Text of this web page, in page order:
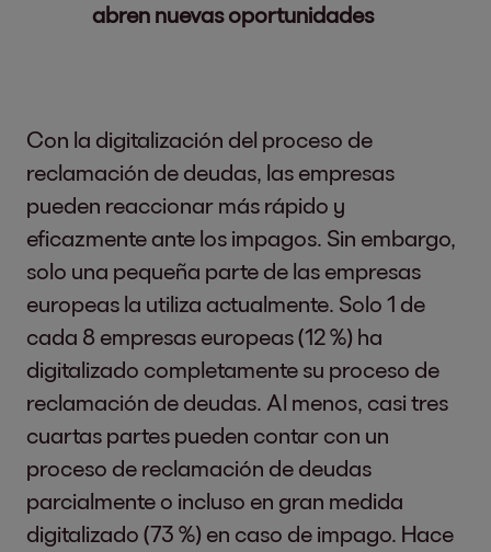
abren nuevas oportunidades
Con la digitalización del proceso de
reclamación de deudas, las empresas
pueden reaccionar más rápido y
eficazmente ante los impagos. Sin embargo,
solo una pequeña parte de las empresas
europeas la utiliza actualmente. Solo 1 de
cada 8 empresas europeas (12 %) ha
digitalizado completamente su proceso de
reclamación de deudas. Al menos, casi tres
cuartas partes pueden contar con un
proceso de reclamación de deudas
parcialmente o incluso en gran medida
digitalizado (73 %) en caso de impago. Hace